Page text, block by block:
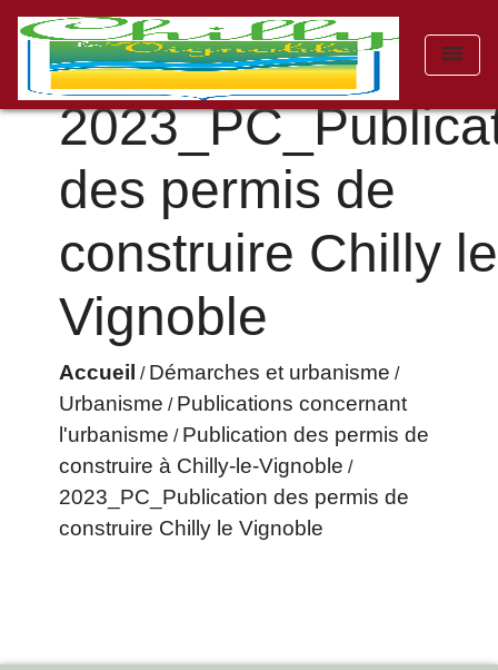
menu
des permis de
construire Chilly le
Vignoble
Accueil / Démarches et urbanisme /
Urbanisme / Publications concernant
l'urbanisme / Publication des permis de
construire à Chilly-le-Vignoble /
2023_PC_Publication des permis de
construire Chilly le Vignoble